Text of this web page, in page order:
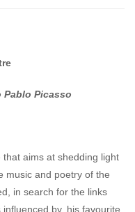
Pablo Picasso
aims at shedding light
music and poetry of the
in search for the links
by, his favourite